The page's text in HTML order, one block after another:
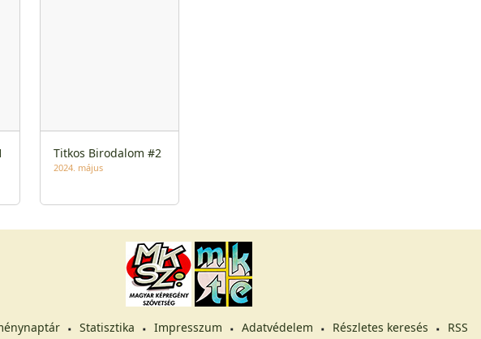
Titkos Birodalom #2
2024. május
Statisztika Impresszum Adatvédelem Részletes keresés RSS